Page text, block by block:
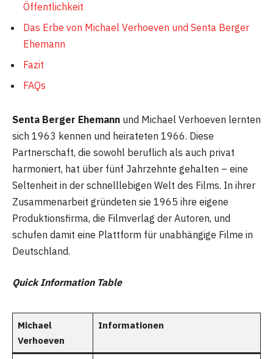
Öffentlichkeit
Das Erbe von Michael Verhoeven und Senta Berger
Ehemann
Fazit
FAQs
Senta Berger Ehemann und Michael Verhoeven lernten
sich 1963 kennen und heirateten 1966. Diese
Partnerschaft, die sowohl beruflich als auch privat
harmoniert, hat über fünf Jahrzehnte gehalten – eine
Seltenheit in der schnelllebigen Welt des Films. In ihrer
Zusammenarbeit gründeten sie 1965 ihre eigene
Produktionsfirma, die Filmverlag der Autoren, und
schufen damit eine Plattform für unabhängige Filme in
Deutschland.
Quick Information Table
Michael
Verhoeven
Informationen